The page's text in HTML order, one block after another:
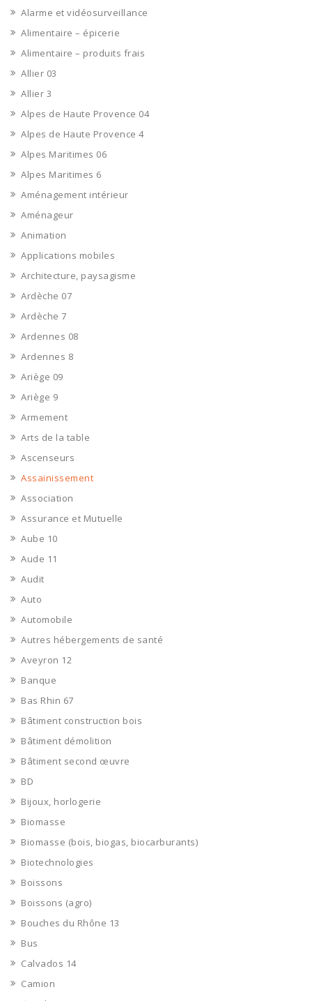
Alarme et vidéosurveillance
Alimentaire – épicerie
Alimentaire – produits frais
Allier 03
Allier 3
Alpes de Haute Provence 04
Alpes de Haute Provence 4
Alpes Maritimes 06
Alpes Maritimes 6
Aménagement intérieur
Aménageur
Animation
Applications mobiles
Architecture, paysagisme
Ardèche 07
Ardèche 7
Ardennes 08
Ardennes 8
Ariège 09
Ariège 9
Armement
Arts de la table
Ascenseurs
Assainissement
Association
Assurance et Mutuelle
Aube 10
Aude 11
Audit
Auto
Automobile
Autres hébergements de santé
Aveyron 12
Banque
Bas Rhin 67
Bâtiment construction bois
Bâtiment démolition
Bâtiment second œuvre
BD
Bijoux, horlogerie
Biomasse
Biomasse (bois, biogas, biocarburants)
Biotechnologies
Boissons
Boissons (agro)
Bouches du Rhône 13
Bus
Calvados 14
Camion